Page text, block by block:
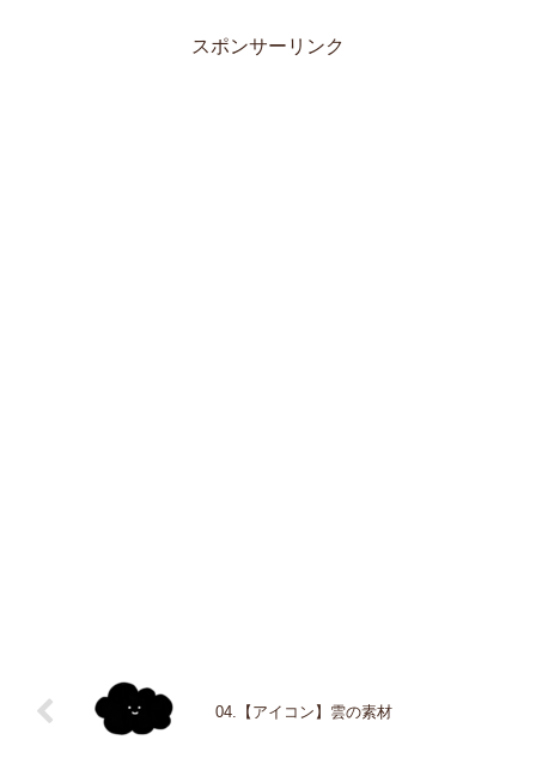
スポンサーリンク
04.【アイコン】雲の素材